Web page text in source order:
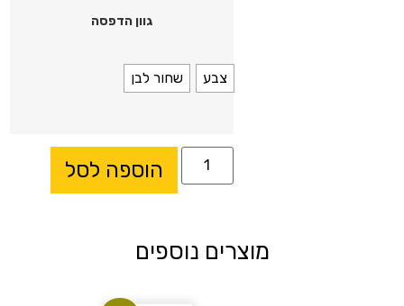
גוון הדפסה
צבע שחור לבן
הוספה לסל
מוצרים נוספים